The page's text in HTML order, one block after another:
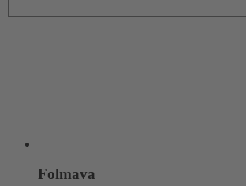
Folmava